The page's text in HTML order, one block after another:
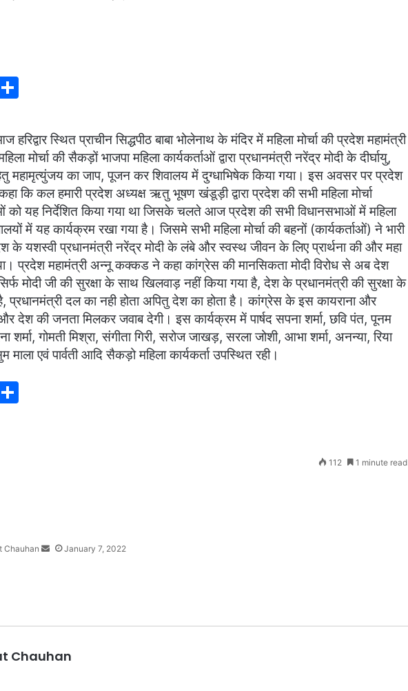
ar
e
हरिद्वार स्थित प्राचीन सिद्धपीठ बाबा भोलेनाथ के मंदिर में महिला मोर्चा की प्रदेश महामंत्री
मोर्चा की सैकड़ों भाजपा महिला कार्यकर्ताओं द्वारा प्रधानमंत्री नरेंद्र मोदी के दीर्घायु,
महामृत्युंजय का जाप, पूजन कर शिवालय में दुग्धाभिषेक किया गया। इस अवसर पर प्रदेश
कि कल हमारी प्रदेश अध्यक्ष ऋतु भूषण खंडूड़ी द्वारा प्रदेश की सभी महिला मोर्चा
को यह निर्देशित किया गया था जिसके चलते आज प्रदेश की सभी विधानसभाओं में महिला
में यह कार्यक्रम रखा गया है। जिसमे सभी महिला मोर्चा की बहनों (कार्यकर्ताओं) ने भारी
के यशस्वी प्रधानमंत्री नरेंद्र मोदी के लंबे और स्वस्थ जीवन के लिए प्रार्थना की और महा
प्रदेश महामंत्री अन्नू कक्कड ने कहा कांग्रेस की मानसिकता मोदी विरोध से अब देश
मोदी जी की सुरक्षा के साथ खिलवाड़ नहीं किया गया है, देश के प्रधानमंत्री की सुरक्षा के
प्रधानमंत्री दल का नही होता अपितु देश का होता है। कांग्रेस के इस कायराना और
और देश की जनता मिलकर जवाब देगी। इस कार्यक्रम में पार्षद सपना शर्मा, छवि पंत, पूनम
शर्मा, गोमती मिश्रा, संगीता गिरी, सरोज जाखड़, सरला जोशी, आभा शर्मा, अनन्या, रिया
एवं पार्वती आदि सैकड़ो महिला कार्यकर्ता उपस्थित रही।
Chauhan January 7, 2022
112 1 minute read
Chauhan